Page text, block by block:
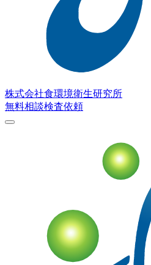
株式会社食環境衛生研究所
無料相談検査依頼